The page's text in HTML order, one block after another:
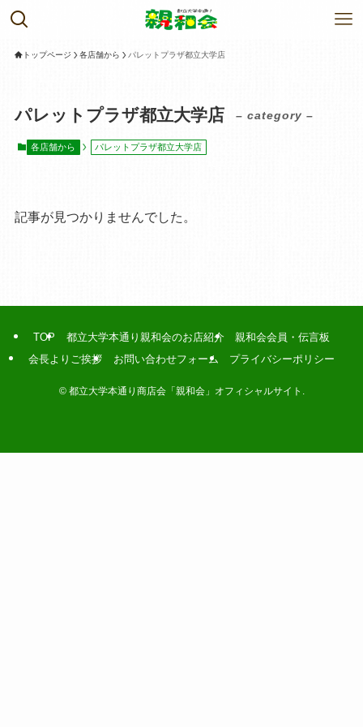
トップページ 各店舗から パレットプラザ都立大学店
パレットプラザ都立大学店 – category –
各店舗から パレットプラザ都立大学店
記事が見つかりませんでした。
TOP 都立大学本通り親和会のお店紹介
親和会会員・伝言板
会長よりご挨拶
お問い合わせフォーム プライバシーポリシー
©都立大学本通り商店会「親和会」オフィシャルサイト.